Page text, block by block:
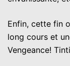
Enfin, cette fin
long cours et
Vengeance!